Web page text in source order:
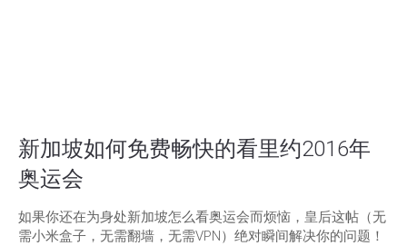
新加坡如何免费畅快的看里约2016年
奥运会
如果你还在为身处新加坡怎么看奥运会而烦恼，皇后这帖（无
需小米盒子，无需翻墙，无需VPN）绝对瞬间解决你的问题！